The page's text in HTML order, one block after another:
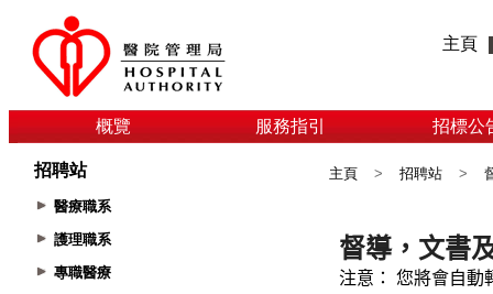
主頁
概覽 服務指引 招標公
招聘站
醫療職系
護理職系
專職醫療
主頁 > 招聘站 >